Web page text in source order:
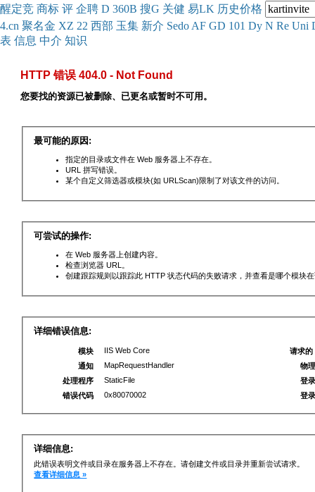
醒定竞 商标 评 企聘 D 360B 搜G 关健 易LK 历史价格
4.cn 聚名金 XZ 22 西部 玉集 新介 Sedo AF GD 101 Dy N Re Uni
表 信息 中介 知识